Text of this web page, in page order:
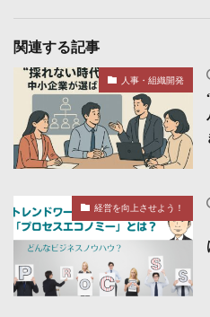
関連する記事
人事・組織開発
経営を向上させよう！